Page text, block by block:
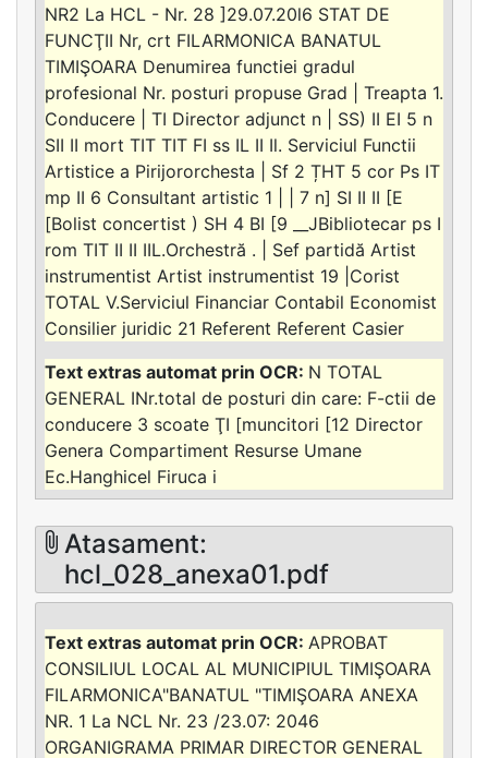
NR2 La HCL - Nr. 28 ]29.07.20l6 STAT DE
FUNCŢII Nr, crt FILARMONICA BANATUL
TIMIŞOARA Denumirea functiei gradul
profesional Nr. posturi propuse Grad | Treapta 1.
Conducere | TI Director adjunct n | SS) II EI 5 n
SII II mort TIT TIT FI ss IL II Il. Serviciul Functii
Artistice a Pirijororchesta | Sf 2 ȚHT 5 cor Ps IT
mp II 6 Consultant artistic 1 | | 7 n] SI II II [E
[Bolist concertist ) SH 4 BI [9 __JBibliotecar ps I
rom TIT II II IIL.Orchestră . | Sef partidă Artist
instrumentist Artist instrumentist 19 |Corist
TOTAL V.Serviciul Financiar Contabil Economist
Consilier juridic 21 Referent Referent Casier
N TOTAL
GENERAL INr.total de posturi din care: F-ctii de
conducere 3 scoate ŢI [muncitori [12 Director
Genera Compartiment Resurse Umane
Ec.Hanghicel Firuca i
Atasament:
hcl_028_anexa01.pdf
APROBAT
CONSILIUL LOCAL AL MUNICIPIUL TIMIŞOARA
FILARMONICA"BANATUL "TIMIŞOARA ANEXA
NR. 1 La NCL Nr. 23 /23.07: 2046
ORGANIGRAMA PRIMAR DIRECTOR GENERAL